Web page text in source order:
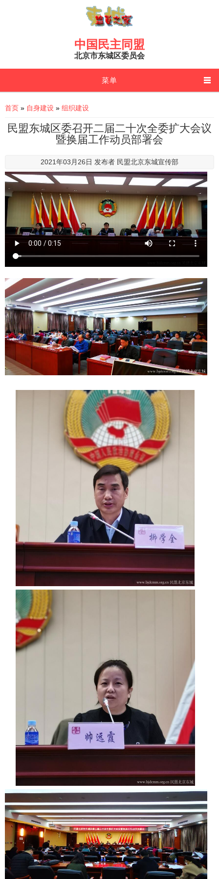
中国民主同盟
北京市东城区委员会
菜单
You are here
首页 » 自身建设 » 组织建设
民盟东城区委召开二届二十次全委扩大会议
暨换届工作动员部署会
2021年03月26日 发布者 民盟北京东城宣传部